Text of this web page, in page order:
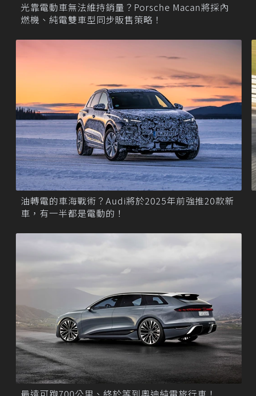
光靠電動車無法維持銷量？Porsche Macan將採內
燃機、純電雙車型同步販售策略！
油轉電的車海戰術？Audi將於2025年前強推20款新
車，有一半都是電動的！
最遠可跑700公里、終於等到奧迪純電旅行車！